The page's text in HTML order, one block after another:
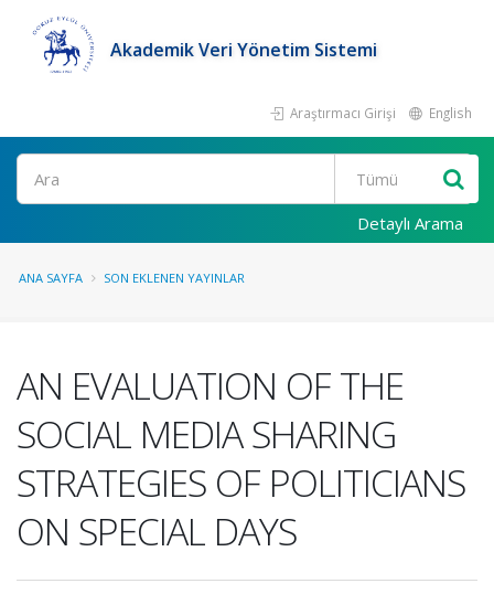
Akademik Veri Yönetim Sistemi
Araştırmacı Girişi English
Ara
Detaylı Arama
ANA SAYFA SON EKLENEN YAYINLAR
AN EVALUATION OF THE
SOCIAL MEDIA SHARING
STRATEGIES OF POLITICIANS
ON SPECIAL DAYS